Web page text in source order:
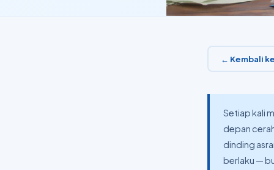
← Kembali
Setiap kali
depan
dinding
berlaku —